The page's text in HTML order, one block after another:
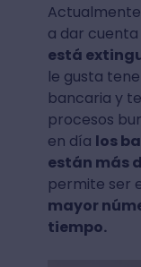
a dar cuenta
está
le gusta
bancaria y
procesos
en día los
están más
permite ser
mayor
tiempo.